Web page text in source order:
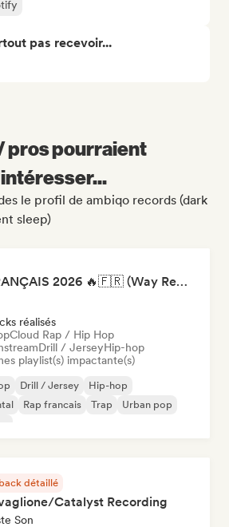
pas recevoir...
pros pourraient
le profil de ambiqo records (dark
sleep)
RAP FRANÇAIS 2026 🔥🇫🇷 (Way Records)
réalisés
Cloud Rap / Hip Hop
Drill / JerseyHip-hop
playlist(s) impactante(s)
Drill / Jersey
Hip-hop
Rap francais Trap
Urban pop
détaillé
Catalyst Recording
Son